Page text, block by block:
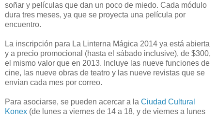
soñar y películas que dan un poco de miedo. Cada módulo
dura tres meses, ya que se proyecta una película por
encuentro.
La inscripción para La Linterna Mágica 2014 ya está abierta
y a precio promocional (hasta el sábado inclusive), de $300,
el mismo valor que en 2013. Incluye las nueve funciones de
cine, las nueve obras de teatro y las nueve revistas que se
envían cada mes por correo.
Para asociarse, se pueden acercar a la Ciudad Cultural
Konex (de lunes a viernes de 14 a 18, y de viernes a lunes